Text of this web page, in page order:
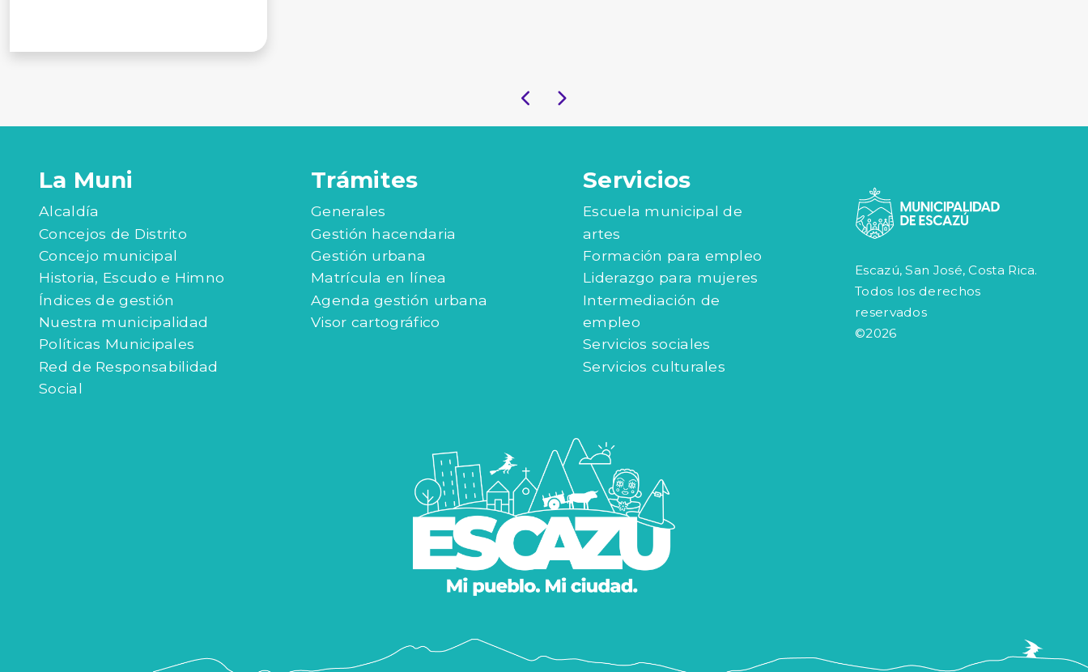
La Muni
Alcaldía
Concejos de Distrito
Concejo municipal
Historia, Escudo e Himno
Índices de gestión
Nuestra municipalidad
Políticas Municipales
Red de Responsabilidad
Social
Trámites
Generales
Gestión hacendaria
Gestión urbana
Matrícula en línea
Agenda gestión urbana
Visor cartográfico
Servicios
Escuela municipal de
artes
Formación para empleo
Liderazgo para mujeres
Intermediación de
empleo
Servicios sociales
Servicios culturales
Escazú, San José, Costa Rica.
Todos los derechos
reservados
©2026